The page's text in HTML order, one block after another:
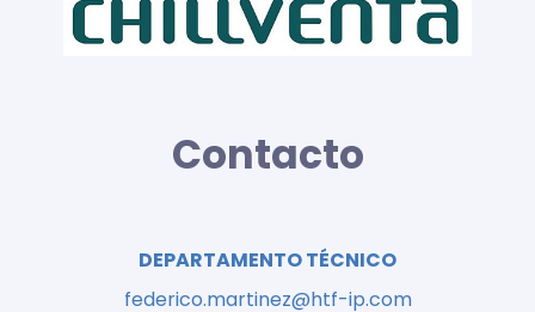
Contacto
DEPARTAMENTO TÉCNICO
federico.martinez@htf-ip.com